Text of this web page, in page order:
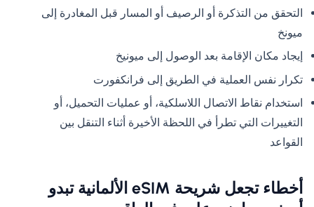
التحقق من التذكرة أو الرصيف أو المسار قبل المغادرة إلى
ميونخ
إيجاد مكان الإقامة بعد الوصول إلى ميونيخ
تكرار نفس العملية في الطريق إلى فرانكفورت
استخدام نقاط الاتصال اللاسلكية، أو عمليات التحميل، أو
التغييرات التي تطرأ في اللحظة الأخيرة أثناء التنقل بين
القواعد
أخطاء تجعل شريحة eSIM الألمانية تبدو